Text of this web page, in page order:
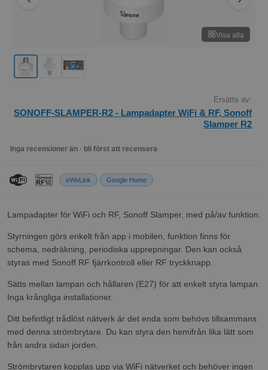
Visa alla
Ersätts av:
SONOFF-SLAMPER-R2 - Lampadapter WiFi & RF, Sonoff
Slamper R2
Inga recensioner än · bli först att recensera
eWeLink Google Home
Lampadapter för WiFi och RF, Sonoff Slamper, med på/av funktion.
Styrningen görs enkelt från app i mobilen, funktion finns för
schema, nedräkning, periodiska upprepningar. Den kan också
styras med Sonoff RF fjärrkontroll eller RF tryckknapp.
Sätts mellan lampan och hållaren (E27) för att enkelt styra lampan.
Inga krångliga installationer.
Ditt befintligt trådlöst nätverk är det enda som behövs tillsammans
med denna strömbrytare. Du kan styra den hemifrån lika lätt som
från andra sidan jorden.
Strömbrytaren kopplas upp via WiFi nätverket och behöver ingen